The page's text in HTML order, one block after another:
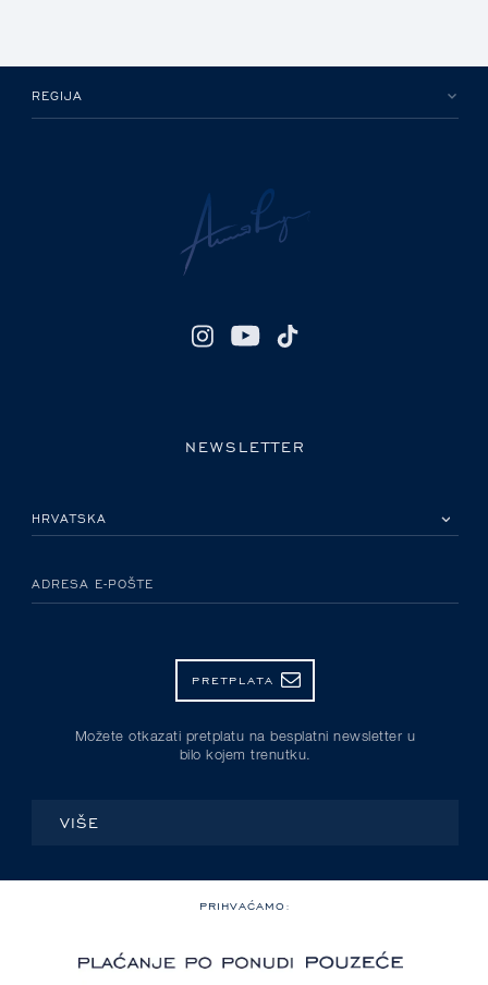
REGIJA
NEWSLETTER
ADRESA E-POŠTE
PRETPLATA
Možete otkazati pretplatu na besplatni newsletter u
bilo kojem trenutku.
VIŠE
PRIHVAĆAMO: